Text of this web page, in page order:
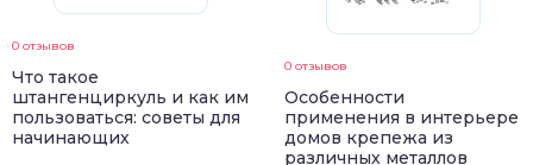
0 отзывов
Что такое
штангенциркуль и как им
пользоваться: советы для
начинающих
0 отзывов
Особенности
применения в интерьере
домов крепежа из
различных металлов